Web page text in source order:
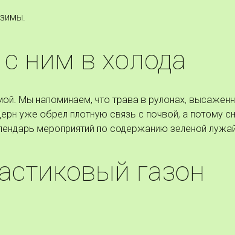
ним в холода
Мы напоминаем, что трава в рулонах,
уже обрел плотную связь с почвой, а потому
мероприятий по содержанию зеленой
газон